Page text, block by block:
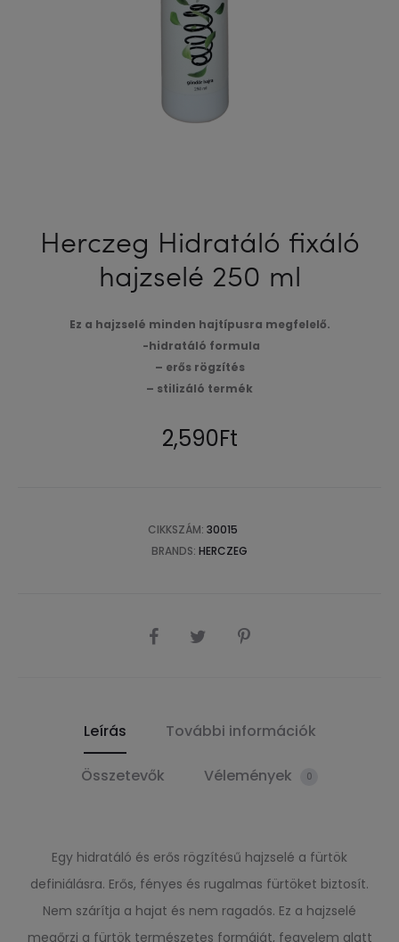
Herczeg Hidratáló fixáló
hajzselé 250 ml
Ez a hajzselé minden hajtípusra megfelelő.
-hidratáló formula
– erős rögzítés
– stilizáló termék
2,590Ft
CIKKSZÁM: 30015
BRANDS: HERCZEG
SHARE
Leírás További információk
Összetevők Vélemények 0
Egy hidratáló és erős rögzítésű hajzselé a fürtök
definiálásra. Erős, fényes és rugalmas fürtöket biztosít.
Nem szárítja a hajat és nem ragadós. Ez a hajzselé
megőrzi a fürtök természetes formáját, fegyelem alatt